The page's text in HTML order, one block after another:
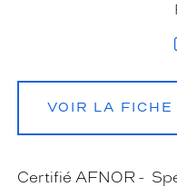
VOIR LA FICHE
Certifié AFNOR